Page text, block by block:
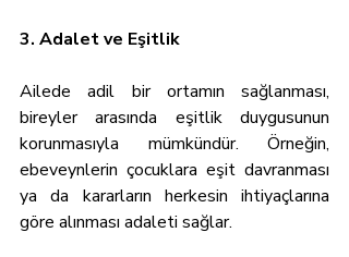
3. Adalet ve Eşitlik
Ailede adil bir ortamın sağlanması,
bireyler arasında eşitlik duygusunun
korunmasıyla mümkündür. Örneğin,
ebeveynlerin çocuklara eşit davranması
ya da kararların herkesin ihtiyaçlarına
göre alınması adaleti sağlar.